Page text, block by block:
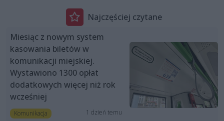
Najczęściej czytane
Miesiąc z nowym system
kasowania biletów w
komunikacji miejskiej.
Wystawiono 1300 opłat
dodatkowych więcej niż rok
wcześniej
Komunikacja 1 dzień temu